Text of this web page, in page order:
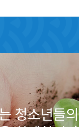
청소년들의